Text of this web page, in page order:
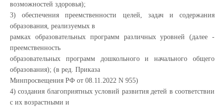
возможностей здоровья);
3) обеспечения преемственности целей, задач и содержания
образования, реализуемых в
рамках образовательных программ различных уровней (далее -
преемственность
образовательных программ дошкольного и начального общего
образования); (в ред. Приказа
Минпросвещения РФ от 08.11.2022 N 955)
4) создания благоприятных условий развития детей в соответствии
с их возрастными и